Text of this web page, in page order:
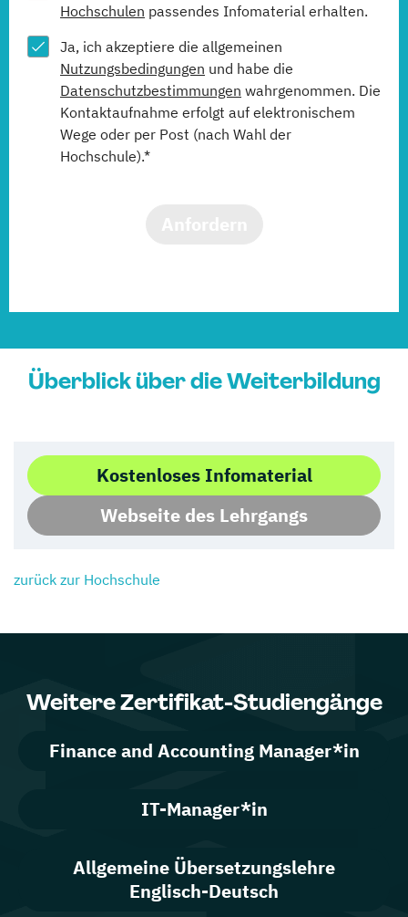
Hochschulen passendes Infomaterial erhalten.
Ja, ich akzeptiere die allgemeinen
Nutzungsbedingungen und habe die
Datenschutzbestimmungen wahrgenommen. Die
Kontaktaufnahme erfolgt auf elektronischem
Wege oder per Post (nach Wahl der
Hochschule).*
Überblick über die Weiterbildung
Kostenloses Infomaterial
Webseite des Lehrgangs
zurück zur Hochschule
Weitere Zertifikat-Studiengänge
Finance and Accounting Manager*in
IT-Manager*in
Allgemeine Übersetzungslehre
Englisch-Deutsch